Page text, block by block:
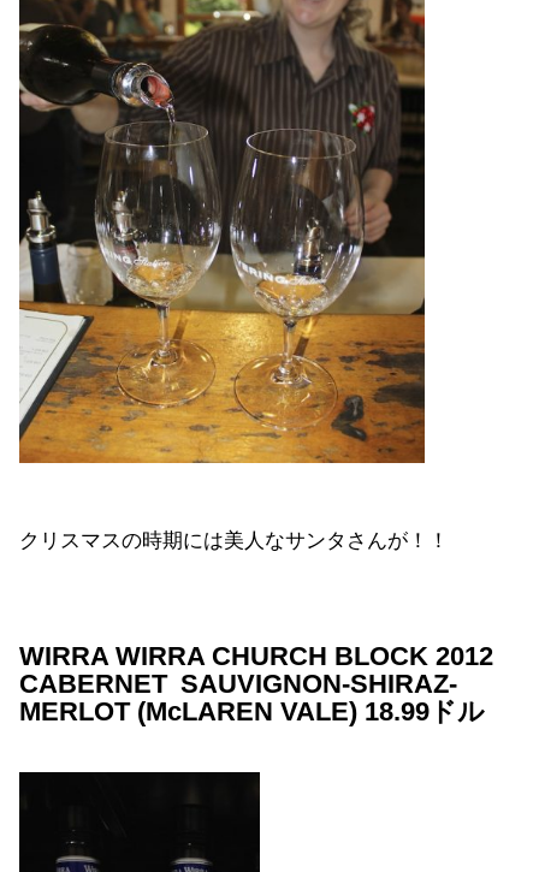
クリスマスの時期には美人なサンタさんが！！
WIRRA WIRRA CHURCH BLOCK 2012
CABERNET SAUVIGNON-SHIRAZ-
MERLOT (McLAREN VALE) 18.99ドル